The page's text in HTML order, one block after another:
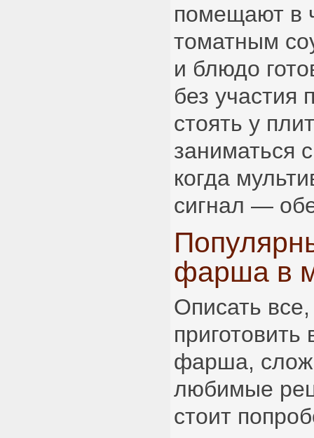
помещают в
томатным
и блюдо
без участия
стоять у
заниматься
когда
сигнал —
фарша в
Описать
приготовить
фарша,
любимые
стоит